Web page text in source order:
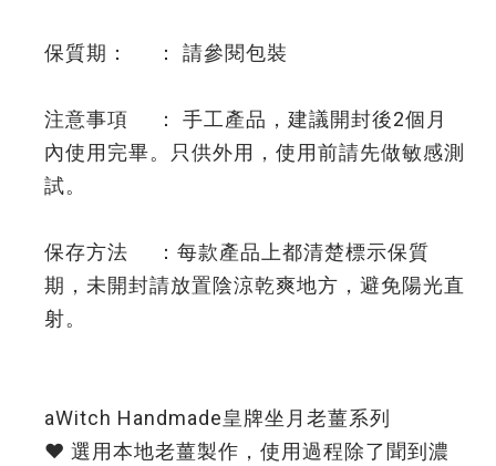
保質期： ： 請參閱包裝
注意事項 ： 手工產品，建議開封後2個月
內使用完畢。只供外用，使用前請先做敏感測
試。
保存方法 ：每款產品上都清楚標示保質
期，未開封請放置陰涼乾爽地方，避免陽光直
射。
aWitch Handmade皇牌坐月老薑系列
❤️ 選用本地老薑製作，使用過程除了聞到濃